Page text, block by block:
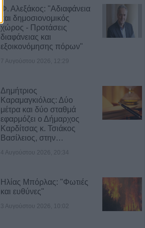
Φ. Αλεξάκος: "Αδιαφάνεια
και δημοσιονομικός
χώρος - Προτάσεις
διαφάνειας και
εξοικονόμησης πόρων"
7 Αυγούστου 2026, 12:29
Δημήτριος
Καραμαγκιόλας: Δύο
μέτρα και δύο σταθμά
εφαρμόζει ο Δήμαρχος
Καρδίτσας κ. Τσιάκος
Βασίλειος, στην…
4 Αυγούστου 2026, 20:34
Ηλίας Μπόρλας: "Φωτιές
και ευθύνες"
3 Αυγούστου 2026, 10:02